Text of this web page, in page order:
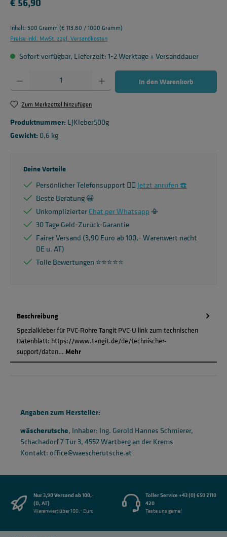
Inhalt: 500 Gramm (€ 113,80 / 1000 Gramm)
Preise inkl. MwSt. zzgl. Versandkosten
Sofort verfügbar, Lieferzeit: 1-2 Werktage + Versanddauer
Produkt Anzahl: Gib den gewünschten Wert ein oder benutze die Schaltflächen um
In den Warenkorb
Zum Merkzettel hinzufügen
Produktnummer: LJKleber500g
Gewicht: 0,6 kg
Deine Vorteile
Persönlicher Telefonsupport 🙋‍♂️ Jetzt anrufen ☎️
Beste Beratung 😀
UnkomplizierterChat per Whatsapp 📳
30 Tage Geld-Zurück-Garantie
Fairer Versand (3,90 Euro ab 100,- Warenwert nacht
DE u. AT)
Tolle Bewertungen ⭐️⭐️⭐️⭐️⭐️
Beschreibung
Spezialkleber für PVC-Rohre Tangit PVC-U link zum technischen
Datenblatt: https://www.tangit.de/de/technischer-
support/daten… Mehr
Angaben zum Hersteller:
wäscherutsche, Inhaber: Ing. Gerold Hannes Schmierer,
Schachadorf 7 Tür 3, 4552 Wartberg an der Krems
Kontakt: office@waescherutsche.at
Nur 3,90 Versand ab 100,-
(D, AT)
Warenwert über 100,- Euro
Toller Service +43 (0) 650 2110
420
Teste uns gerne!